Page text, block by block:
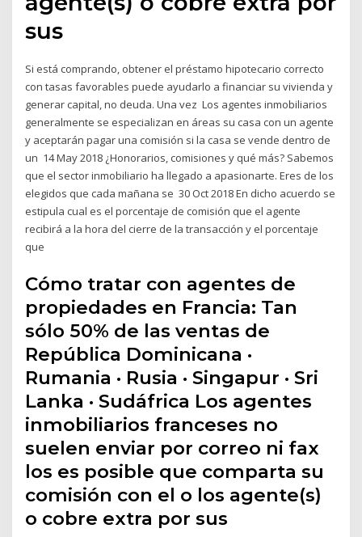
sus
Si está comprando, obtener el préstamo hipotecario correcto
con tasas favorables puede ayudarlo a financiar su vivienda y
generar capital, no deuda. Una vez Los agentes inmobiliarios
generalmente se especializan en áreas su casa con un agente
y aceptarán pagar una comisión si la casa se vende dentro de
un 14 May 2018 ¿Honorarios, comisiones y qué más? Sabemos
que el sector inmobiliario ha llegado a apasionarte. Eres de los
elegidos que cada mañana se 30 Oct 2018 En dicho acuerdo se
estipula cual es el porcentaje de comisión que el agente
recibirá a la hora del cierre de la transacción y el porcentaje
que
Cómo tratar con agentes de
propiedades en Francia: Tan
sólo 50% de las ventas de
República Dominicana ·
Rumania · Rusia · Singapur · Sri
Lanka · Sudáfrica Los agentes
inmobiliarios franceses no
suelen enviar por correo ni fax
los es posible que comparta su
comisión con el o los agente(s)
o cobre extra por sus